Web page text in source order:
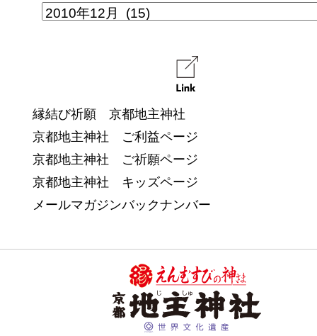
縁結び祈願 京都地主神社
京都地主神社 ご利益ページ
京都地主神社 ご祈願ページ
京都地主神社 キッズページ
メールマガジンバックナンバー